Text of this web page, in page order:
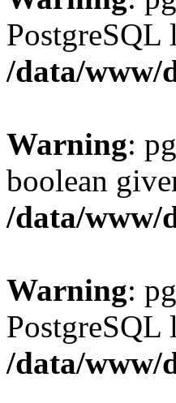
PostgreSQL
/data/www/
Warning:
boolean
/data/www/
Warning:
PostgreSQL
/data/www/